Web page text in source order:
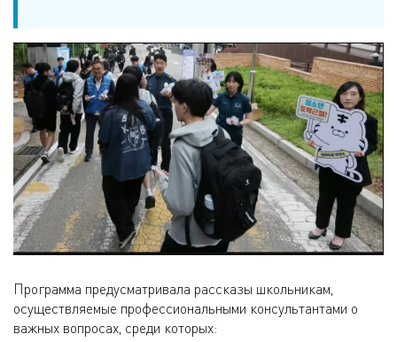
Программа предусматривала рассказы школьникам,
осуществляемые профессиональными консультантами о
важных вопросах, среди которых: